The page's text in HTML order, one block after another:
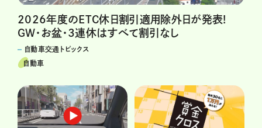
2026年度のETC休日割引適用除外日が発表!
GW・お盆・3連休はすべて割引なし
自動車交通トピックス
自動車